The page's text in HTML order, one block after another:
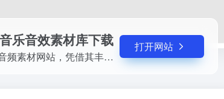
乐音效素材库下载
SoundGator是一个专注于分享免费音效的音频素材网站，凭借其丰富的分类、高质量音频和多样的格式选择，成为了众多创作者不可或缺的资源宝库。
打开网站